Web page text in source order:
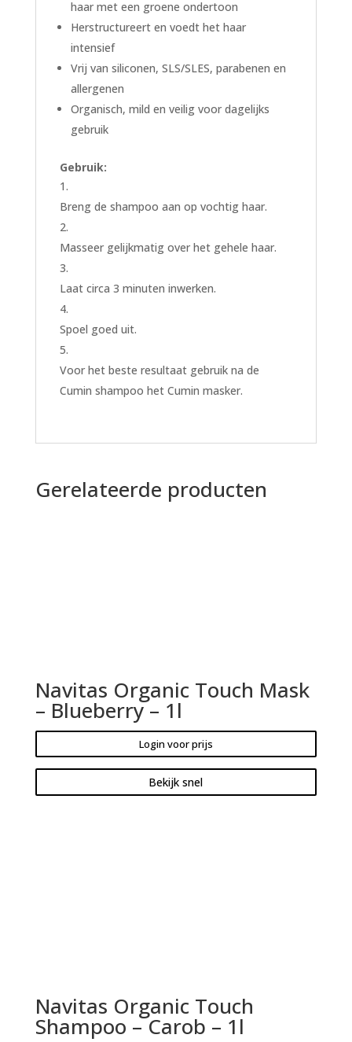
haar met een groene ondertoon
Herstructureert en voedt het haar
intensief
Vrij van siliconen, SLS/SLES, parabenen en
allergenen
Organisch, mild en veilig voor dagelijks
gebruik
Gebruik:
Breng de shampoo aan op vochtig haar.
Masseer gelijkmatig over het gehele haar.
Laat circa 3 minuten inwerken.
Spoel goed uit.
Voor het beste resultaat gebruik na de
Cumin shampoo het Cumin masker.
Gerelateerde producten
Navitas Organic Touch Mask
– Blueberry – 1l
Login voor prijs
Bekijk snel
Navitas Organic Touch
Shampoo – Carob – 1l